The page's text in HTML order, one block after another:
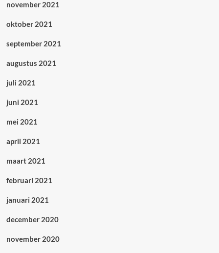
november 2021
oktober 2021
september 2021
augustus 2021
juli 2021
juni 2021
mei 2021
april 2021
maart 2021
februari 2021
januari 2021
december 2020
november 2020